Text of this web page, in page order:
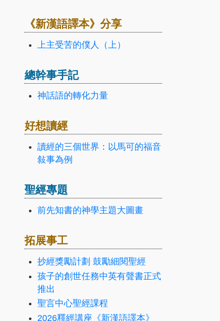
《新漢語譯本》分享
上主受苦的僕人（上）
總幹事手記
神話語的轉化力量
好想讀經
讀經的三個世界：以馬可的福音
敍事為例
聖經專題
前先知書的神學主題大圖畫
拓展事工
抄經獎勵計劃 鼓勵細閱聖經
孩子的創世任務中英有聲書正式
推出
聖言中心聖經課程
2026釋經講座《新漢語譯本》